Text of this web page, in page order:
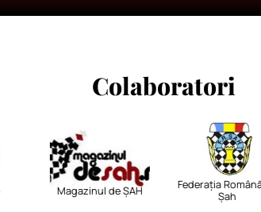
Colaboratori
Magazinul de ȘAH
Federația Română de
Șah